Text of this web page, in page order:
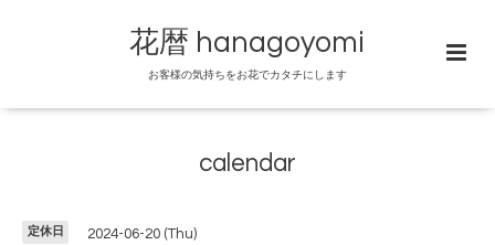
花暦 hanagoyomi
お客様の気持ちをお花でカタチにします
calendar
定休日 2024-06-20 (Thu)